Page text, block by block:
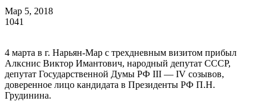
Мар 5, 2018
1041
4 марта в г. Нарьян-Мар с трехдневным визитом прибыл
Алкснис Виктор Имантович, народный депутат СССР,
депутат Государственной Думы РФ III — IV созывов,
доверенное лицо кандидата в Президенты РФ П.Н.
Грудинина.